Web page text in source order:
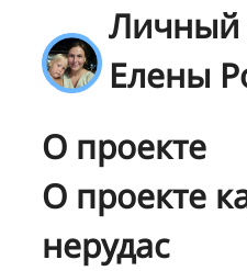
Личный
Елены
О проекте
О проекте
нерудас